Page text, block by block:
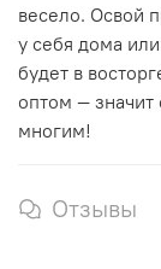
весело. Освой
у себя дома
будет в
оптом — значит
многим!
Отзывы